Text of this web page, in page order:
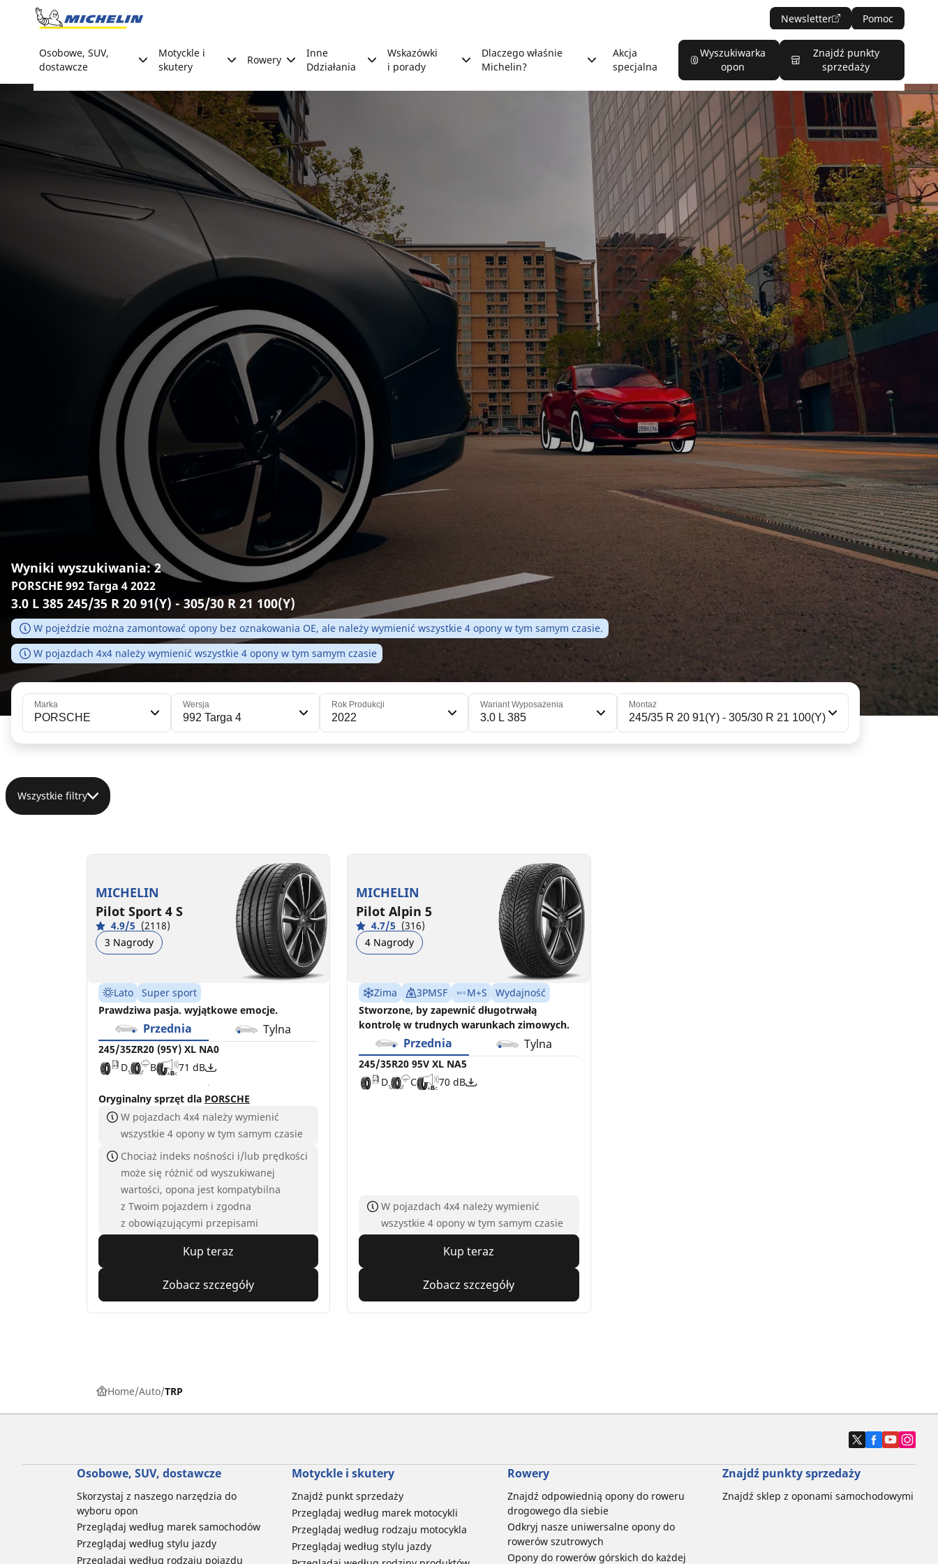
Go to page content
Newsletter Pomoc
Osobowe, SUV,
dostawcze
Motyckle i
skutery
Rowery
Inne
Ddziałania
Wskazówki
i porady
Dlaczego właśnie
Michelin?
Akcja
specjalna
Wyszukiwarka
opon
Znajdź punkty
sprzedaży
Wyniki wyszukiwania: 2
PORSCHE 992 Targa 4 2022
3.0 L 385 245/35 R 20 91(Y) - 305/30 R 21 100(Y)
W pojeździe można zamontować opony bez oznakowania OE, ale należy wymienić wszystkie 4 opony w tym samym czasie.
W pojazdach 4x4 należy wymienić wszystkie 4 opony w tym samym czasie
Marka
PORSCHE
Wersja
992 Targa 4
Rok Produkcji
2022
Wariant Wyposażenia
3.0 L 385
Montaż
245/35 R 20 91(Y) - 305/30 R 21 100(Y)
Wszystkie filtry
MICHELIN
Pilot Sport 4 S
4.9/5 (2118)
3 Nagrody
Lato
Super sport
Prawdziwa pasja. wyjątkowe emocje.
Przednia Tylna
245/35ZR20 (95Y) XL NA0
D
B 71 dB
Oryginalny sprzęt dla PORSCHE
D
B
W pojazdach 4x4 należy wymienić
wszystkie 4 opony w tym samym czasie
Chociaż indeks nośności i/lub prędkości
może się różnić od wyszukiwanej
wartości, opona jest kompatybilna
z Twoim pojazdem i zgodna
z obowiązującymi przepisami
Kup teraz
Zobacz szczegóły
MICHELIN
Pilot Alpin 5
4.7/5 (316)
4 Nagrody
Zima 3PMSF M+S
Wydajność
Stworzone, by zapewnić długotrwałą
kontrolę w trudnych warunkach zimowych.
Przednia Tylna
245/35R20 95V XL NA5
D
C 70 dB
W pojazdach 4x4 należy wymienić
wszystkie 4 opony w tym samym czasie
Kup teraz
Zobacz szczegóły
Home Auto TRP
Osobowe, SUV, dostawcze
Skorzystaj z naszego narzędzia do
wyboru opon
Przeglądaj według marek samochodów
Przeglądaj według stylu jazdy
Przeglądaj według rodzaju pojazdu
Motyckle i skutery
Znajdź punkt sprzedaży
Przeglądaj według marek motocykli
Przeglądaj według rodzaju motocykla
Przeglądaj według stylu jazdy
Rowery
Znajdź odpowiednią opony do roweru
drogowego dla siebie
Odkryj nasze uniwersalne opony do
rowerów szutrowych
Opony do rowerów górskich do każdej
Znajdź punkty sprzedaży
Znajdź sklep z oponami samochodowymi